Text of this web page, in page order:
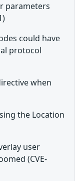
parameters
could have
protocol
when
the Location
user
(CVE-